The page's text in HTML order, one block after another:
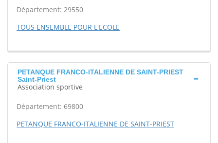
Département: 29550
TOUS ENSEMBLE POUR L'ECOLE
PETANQUE FRANCO-ITALIENNE DE SAINT-PRIEST
Saint-Priest
Association sportive
Département: 69800
PETANQUE FRANCO-ITALIENNE DE SAINT-PRIEST